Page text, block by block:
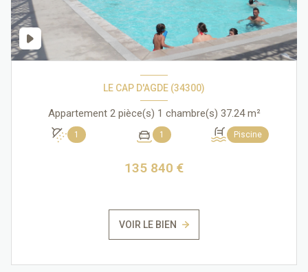
LE CAP D'AGDE (34300)
Appartement 2 pièce(s) 1 chambre(s) 37.24 m²
1 1 Piscine
135 840 €
VOIR LE BIEN